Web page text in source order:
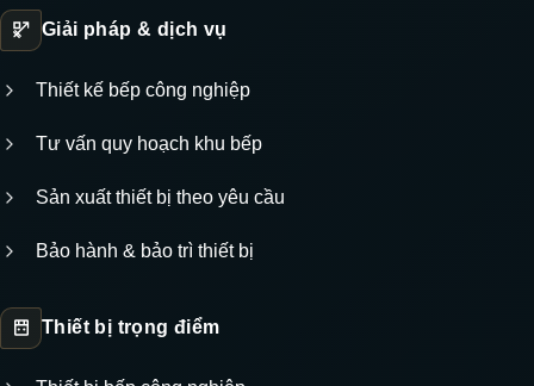
Giải pháp & dịch vụ
Thiết kế bếp công nghiệp
Tư vấn quy hoạch khu bếp
Sản xuất thiết bị theo yêu cầu
Bảo hành & bảo trì thiết bị
Thiết bị trọng điểm